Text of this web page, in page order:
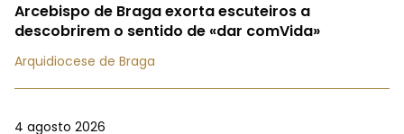
Arcebispo de Braga exorta escuteiros a
descobrirem o sentido de «dar comVida»
Arquidiocese de Braga
4 agosto 2026